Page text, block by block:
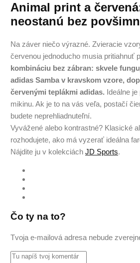
Animal print a
neostanú bez
Na záver niečo výrazné. Zvieracie
červenou jednoducho musia pritiahnuť
kombináciu bez zábran: skvele
adidas Samba v kravskom vzore,
červenými teplákmi adidas. Ideálne
mikinu. Ak je to na vás veľa, postačí
budete neprehliadnuteľní.
Vyvážené alebo kontrastné? Klasické
rozhodujete, ako má vyzerať ideálna
Nájdite ju v kolekciách JD Sports.
Čo ty na to?
Tvoja e-mailová adresa nebude